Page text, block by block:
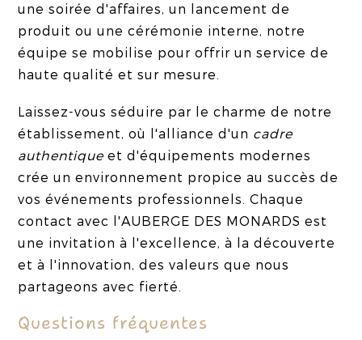
une soirée d'affaires, un lancement de
produit ou une cérémonie interne, notre
équipe se mobilise pour offrir un service de
haute qualité et sur mesure.
Laissez-vous séduire par le charme de notre
établissement, où l'alliance d'un cadre
authentique et d'équipements modernes
crée un environnement propice au succès de
vos événements professionnels. Chaque
contact avec l'AUBERGE DES MONARDS est
une invitation à l'excellence, à la découverte
et à l'innovation, des valeurs que nous
partageons avec fierté.
Questions fréquentes